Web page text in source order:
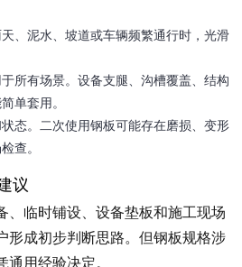
、泥水、坡道或车辆频繁通行时，光滑
所有场景。设备支腿、沟槽覆盖、结构
单套用。
态。二次使用钢板可能存在磨损、变形
查。
议
、临时铺设、设备垫板和施工现场
形成初步判断思路。但钢板规格涉
通用经验决定。